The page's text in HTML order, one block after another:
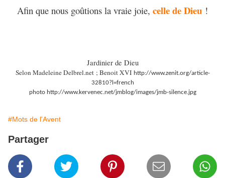
Afin que nous goûtions la vraie joie, cellede Dieu !
Jardinier de Dieu
Selon Madeleine Delbrel.net ; Benoit XVI http://www.zenit.org/article-
32810?l=french
photo http://www.kervenec.net/jmblog/images/jmb-silence.jpg
#Mots de l'Avent
Partager